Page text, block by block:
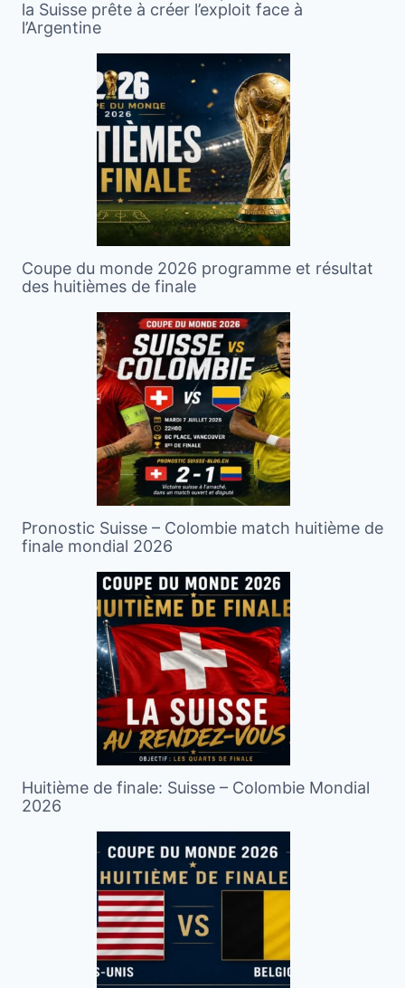
la Suisse prête à créer l’exploit face à
l’Argentine
Coupe du monde 2026 programme et résultat
des huitièmes de finale
Pronostic Suisse – Colombie match huitième de
finale mondial 2026
Huitième de finale: Suisse – Colombie Mondial
2026